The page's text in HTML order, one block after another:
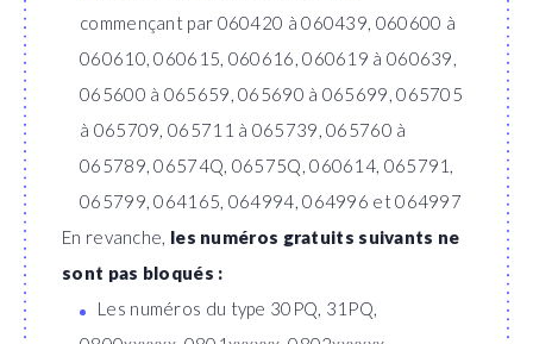
commençant par 060420 à 060439, 060600 à
060610, 060615, 060616, 060619 à 060639,
065600 à 065659, 065690 à 065699, 065705
à 065709, 065711 à 065739, 065760 à
065789, 06574Q, 06575Q, 060614, 065791,
065799, 064165, 064994, 064996 et 064997
En revanche, les numéros gratuits suivants ne
sont pas bloqués :
Les numéros du type 30PQ, 31PQ,